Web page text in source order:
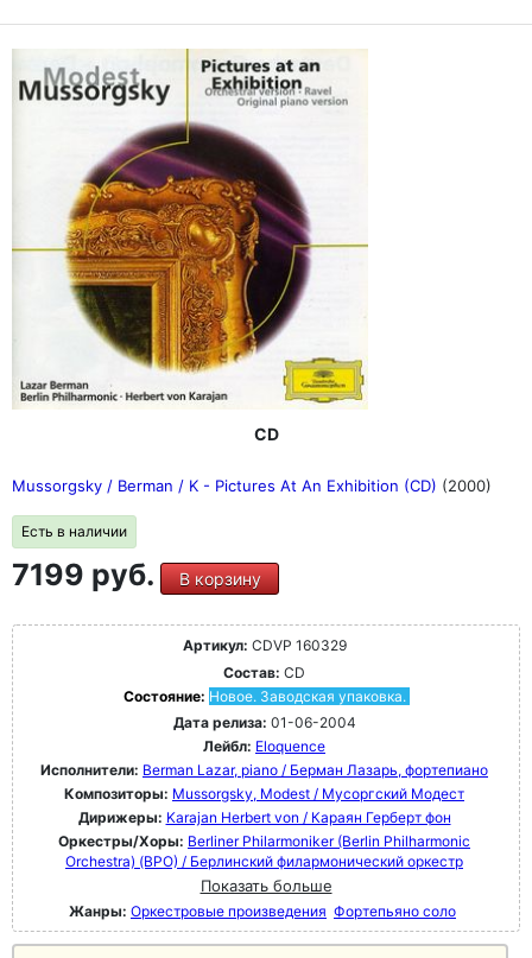
CD
Mussorgsky / Berman / K - Pictures At An Exhibition (CD) (2000)
Есть в наличии
7199 руб. В корзину
Артикул: CDVP 160329
Состав: CD
Состояние: Новое. Заводская упаковка.
Дата релиза: 01-06-2004
Лейбл: Eloquence
Исполнители: Berman Lazar, piano / Берман Лазарь, фортепиано
Композиторы: Mussorgsky, Modest / Мусоргский Модест
Дирижеры: Karajan Herbert von / Караян Герберт фон
Оркестры/Хоры: Berliner Philarmoniker (Berlin Philharmonic
Orchestra) (BPO) / Берлинский филармонический оркестр
Показать больше
Жанры: Оркестровые произведения Фортепьяно соло